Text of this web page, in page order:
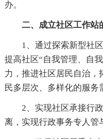
办。
二、成立社区工作站
1、通过探索新型社
提高社区“自我管理、自
力，推进社区居民自治
民多层次、多样化的服务
2、实现社区承接行
离，实现行政事务专人管